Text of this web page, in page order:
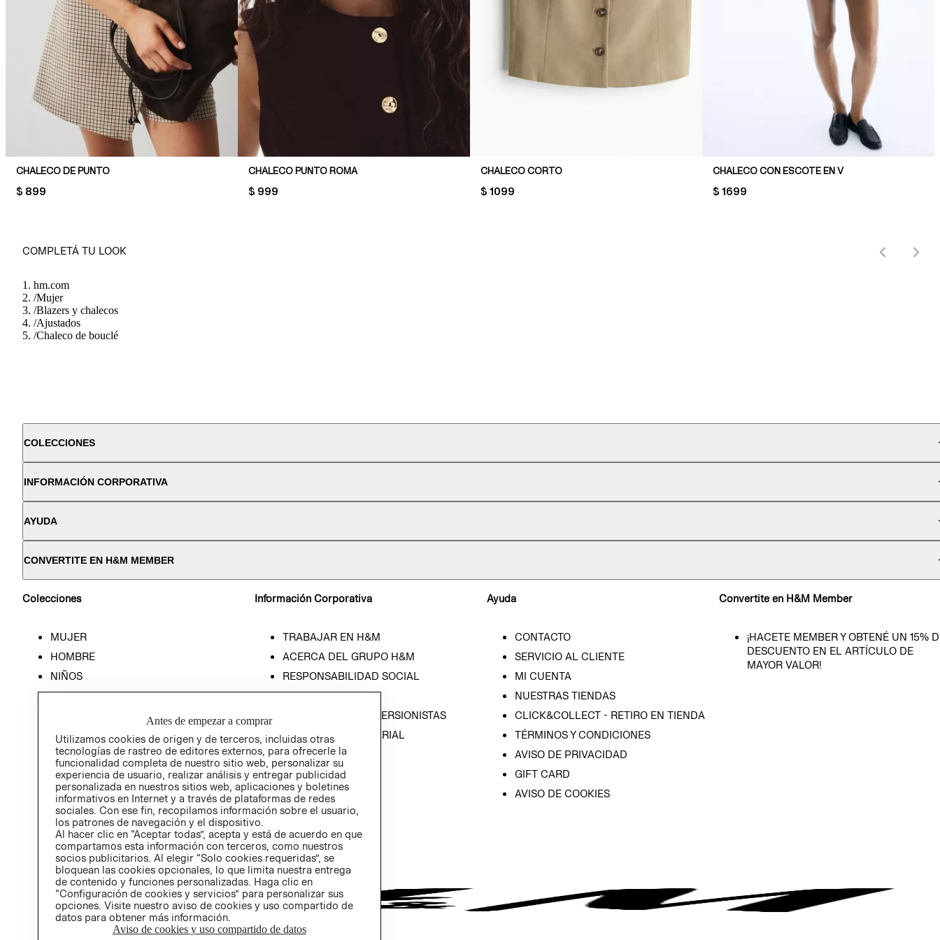
CHALECO DE PUNTO
PRICE:
$ 899
CHALECO PUNTO ROMA
PRICE:
$ 999
CHALECO CORTO
PRICE:
$ 1099
CHALECO CON ESCOTE EN V
PRICE:
$ 1699
COMPLETÁ TU LOOK
hm.com
/Mujer
/Blazers y chalecos
/Ajustados
/Chaleco de bouclé
COLECCIONES
INFORMACIÓN CORPORATIVA
AYUDA
CONVERTITE EN H&M MEMBER
Colecciones
MUJER
HOMBRE
NIÑOS
HOME
Información Corporativa
TRABAJAR EN H&M
ACERCA DEL GRUPO H&M
RESPONSABILIDAD SOCIAL
PRENSA
RELACIÓN CON INVERSIONISTAS
POLÍTICA EMPRESARIAL
Ayuda
CONTACTO
SERVICIO AL CLIENTE
MI CUENTA
NUESTRAS TIENDAS
CLICK&COLLECT - RETIRO EN TIENDA
TÉRMINOS Y CONDICIONES
AVISO DE PRIVACIDAD
GIFT CARD
AVISO DE COOKIES
Convertite en H&M Member
¡HACETE MEMBER Y OBTENÉ UN 15%
DESCUENTO EN EL ARTÍCULO DE
MAYOR VALOR!
Antes de empezar a comprar
Utilizamos cookies de origen y de terceros, incluidas otras
tecnologías de rastreo de editores externos, para ofrecerle la
funcionalidad completa de nuestro sitio web, personalizar su
experiencia de usuario, realizar análisis y entregar publicidad
personalizada en nuestros sitios web, aplicaciones y boletines
informativos en Internet y a través de plataformas de redes
sociales. Con ese fin, recopilamos información sobre el usuario,
los patrones de navegación y el dispositivo.
Al hacer clic en “Aceptar todas”, acepta y está de acuerdo en que
compartamos esta información con terceros, como nuestros
socios publicitarios. Al elegir “Solo cookies requeridas”, se
bloquean las cookies opcionales, lo que limita nuestra entrega
de contenido y funciones personalizadas. Haga clic en
“Configuración de cookies y servicios” para personalizar sus
opciones. Visite nuestro aviso de cookies y uso compartido de
datos para obtener más información.
Aviso de cookies y uso compartido de datos